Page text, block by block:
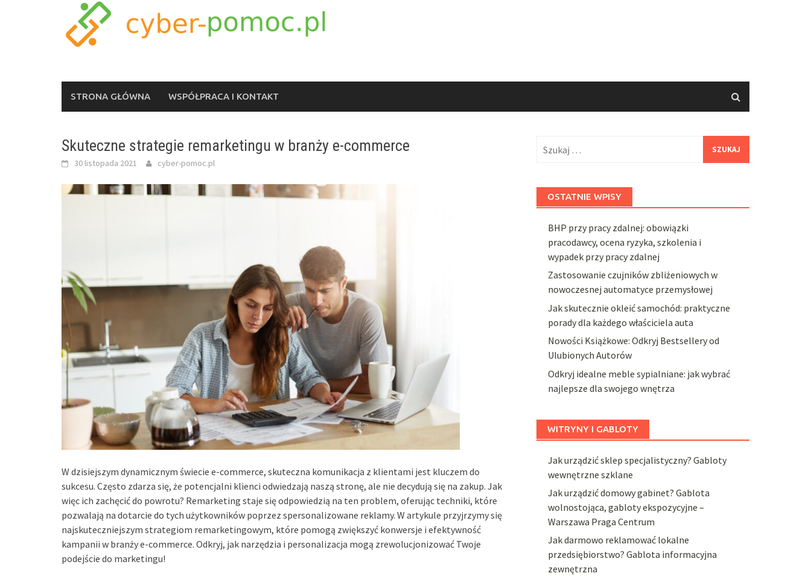
STRONA GŁÓWNA WSPÓŁPRACA I KONTAKT
Skuteczne strategie remarketingu w branży e-commerce
30 listopada 2021 cyber-pomoc.pl
W dzisiejszym dynamicznym świecie e-commerce, skuteczna komunikacja z klientami jest kluczem do
sukcesu. Często zdarza się, że potencjalni klienci odwiedzają naszą stronę, ale nie decydują się na zakup. Jak
więc ich zachęcić do powrotu? Remarketing staje się odpowiedzią na ten problem, oferując techniki, które
pozwalają na dotarcie do tych użytkowników poprzez spersonalizowane reklamy. W artykule przyjrzymy się
najskuteczniejszym strategiom remarketingowym, które pomogą zwiększyć konwersje i efektywność
kampanii w branży e-commerce. Odkryj, jak narzędzia i personalizacja mogą zrewolucjonizować Twoje
podejście do marketingu!
OSTATNIE WPISY
BHP przy pracy zdalnej: obowiązki
pracodawcy, ocena ryzyka, szkolenia i
wypadek przy pracy zdalnej
Zastosowanie czujników zbliżeniowych w
nowoczesnej automatyce przemysłowej
Jak skutecznie okleić samochód: praktyczne
porady dla każdego właściciela auta
Nowości Książkowe: Odkryj Bestsellery od
Ulubionych Autorów
Odkryj idealne meble sypialniane: jak wybrać
najlepsze dla swojego wnętrza
WITRYNY I GABLOTY
Jak urządzić sklep specjalistyczny? Gabloty
wewnętrzne szklane
Jak urządzić domowy gabinet? Gablota
wolnostojąca, gabloty ekspozycyjne –
Warszawa Praga Centrum
Jak darmowo reklamować lokalne
przedsiębiorstwo? Gablota informacyjna
zewnętrzna